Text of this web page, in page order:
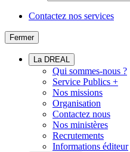
Contactez nos services
Fermer
La DREAL
Qui sommes-nous ?
Service Publics +
Nos missions
Organisation
Contactez nous
Nos ministères
Recrutements
Informations éditeur